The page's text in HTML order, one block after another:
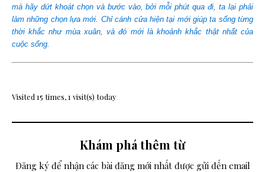
mà hãy dứt khoát chọn và bước vào, bởi mỗi phút qua đi, ta lại phải
làm những chọn lựa mới. Chỉ cánh cửa hiện tại mới giúp ta sống từng
thời khắc như mùa xuân, và đó mới là khoảnh khắc thật nhất của
cuộc sống.
Visited 15 times, 1 visit(s) today
Khám phá thêm từ
Đăng ký để nhận các bài đăng mới nhất được gửi đến email